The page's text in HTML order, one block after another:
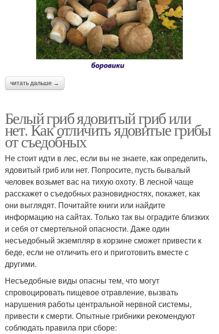
читать дальше →
Белый гриб ядовитый гриб или
нет. Как отличить ядовитые грибы
от съедобных
Не стоит идти в лес, если вы не знаете, как определить,
ядовитый гриб или нет. Попросите, пусть бывалый
человек возьмет вас на тихую охоту. В лесной чаще
расскажет о съедобных разновидностях, покажет, как
они выглядят. Почитайте книги или найдите
информацию на сайтах. Только так вы оградите близких
и себя от смертельной опасности. Даже один
несъедобный экземпляр в корзине сможет привести к
беде, если не отличить его и приготовить вместе с
другими.
Несъедобные виды опасны тем, что могут
спровоцировать пищевое отравление, вызвать
нарушения работы центральной нервной системы,
привести к смерти. Опытные грибники рекомендуют
соблюдать правила при сборе: